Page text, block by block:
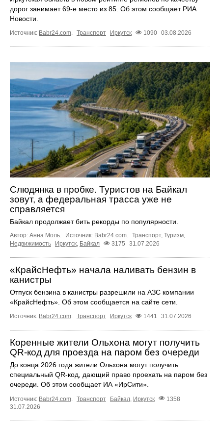
дорог занимает 69‑е место из 85. Об этом сообщает РИА
Новости.
Источник: Babr24.com Транспорт Иркутск 1090 03.08.2026
Слюдянка в пробке. Туристов на Байкал
зовут, а федеральная трасса уже не
справляется
Байкал продолжает бить рекорды по популярности.
Автор: Анна Моль. Источник: Babr24.com. Транспорт, Туризм,
Недвижимость
Иркутск, Байкал 3175 31.07.2026
«КрайсНефть» начала наливать бензин в
канистры
Отпуск бензина в канистры разрешили на АЗС компании
«КрайсНефть». Об этом сообщается на сайте сети.
Источник: Babr24.com. Транспорт Иркутск 1441 31.07.2026
Коренные жители Ольхона могут получить
QR‑код для проезда на паром без очереди
До конца 2026 года жители Ольхона могут получить
специальный QR‑код, дающий право проехать на паром без
очереди. Об этом сообщает ИА «ИрСити».
Источник: Babr24.com Транспорт Байкал Иркутск
1358
31.07.2026